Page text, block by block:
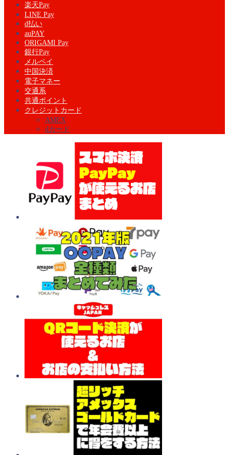
楽天Pay
LINE Pay
d払い
auPAY
ORIGAMI Pay
銀行Pay
メルペイ
中国決済
電子マネー
交通系
共通ポイント
クレジットカード
AMEX
dカード